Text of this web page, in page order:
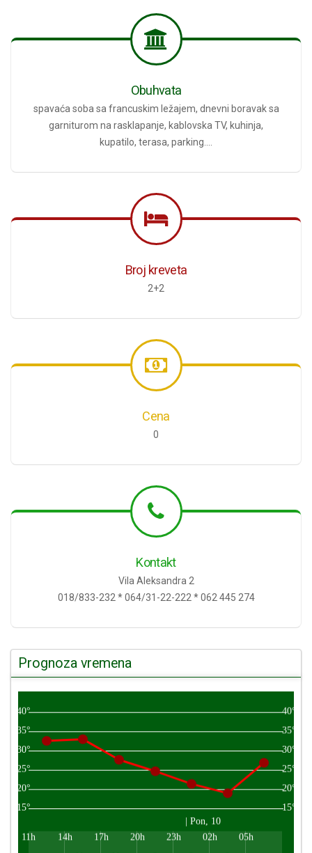
Obuhvata
spavaća soba sa francuskim ležajem, dnevni boravak sa
garniturom na rasklapanje, kablovska TV, kuhinja,
kupatilo, terasa, parking....
Broj kreveta
2+2
Cena
0
Kontakt
Vila Aleksandra 2
018/833-232 * 064/31-22-222 * 062 445 274
Prognoza vremena